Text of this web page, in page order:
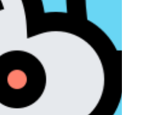
- AVD
Conditional Access -
limites!
ID), você consegue aplicar
Dispositivo confiável Usuário/grupo